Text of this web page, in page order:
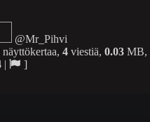
@Mr_Pihvi
näyttökertaa, 4 viestiä, 0.03 MB,
| ]